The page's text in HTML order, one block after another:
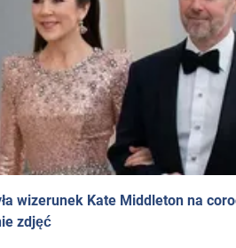
wizerunek Kate Middleton na
zdjęć